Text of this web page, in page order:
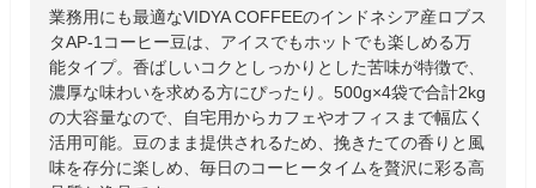
業務用にも最適なVIDYA COFFEEのインドネシア産ロブス
タAP-1コーヒー豆は、アイスでもホットでも楽しめる万
能タイプ。香ばしいコクとしっかりとした苦味が特徴で、
濃厚な味わいを求める方にぴったり。500g×4袋で合計2kg
の大容量なので、自宅用からカフェやオフィスまで幅広く
活用可能。豆のまま提供されるため、挽きたての香りと風
味を存分に楽しめ、毎日のコーヒータイムを贅沢に彩る高